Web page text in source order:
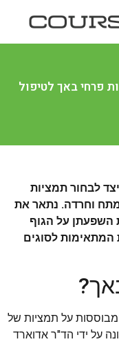
פרחי באך לטיפול
לבחור תמציות
וחרדה. נתאר את
השפעתן על הגוף
המתאימות לסוגים
על תמציות של
על ידי הד"ר אדוארד